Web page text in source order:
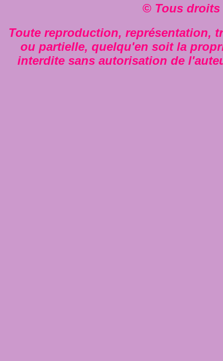
© Tous droits
Toute reproduction, représentation,
ou partielle, quelqu'en soit la
interdite sans autorisation de